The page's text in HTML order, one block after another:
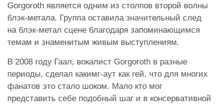
Gorgoroth является одним из столпов второй волны
блэк-метала. Группа оставила значительный след
на блэк-метал сцене благодаря запоминающимся
темам и знаменитым живым выступлениям.
В 2008 году Гаал, вокалист Gorgoroth в разные
периоды, сделал какимг-аут как гей, что для многих
фанатов это стало шоком. Мало кто мог
представить себе подобный шаг и в консервативной